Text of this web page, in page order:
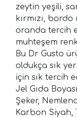
zeytin yeşili,
kırmızı,
oranda tercih
muhteşem
Bu Dr Gusto
oldukça sık
için sık tercih
Jel Gıda
Şeker,
Karbon Siyah,